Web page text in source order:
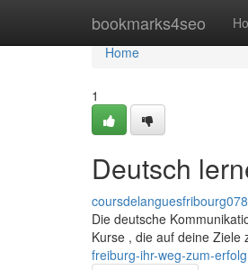
bookmarks4seo
Home
Home
1
Deutsch
Die deutsche
Kurse , die auf deine Ziele
freiburg-ihr-weg-zum-erfolg